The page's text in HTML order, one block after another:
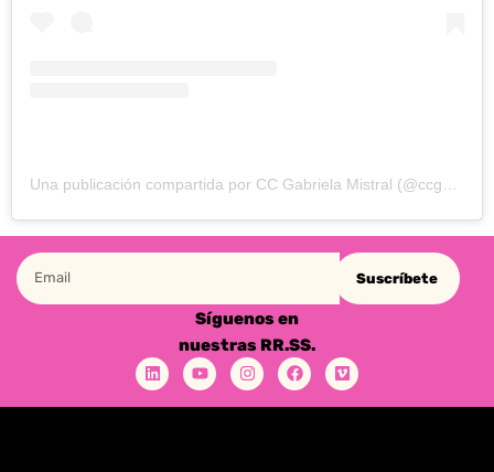
Una publicación compartida por CC Gabriela Mistral (@ccgabrielamistral)
Suscríbete
Síguenos en
nuestras RR.SS.